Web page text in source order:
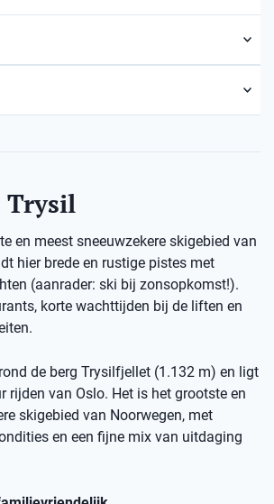
Trysil
en meest sneeuwzekere skigebied van
hier brede en rustige pistes met
(aanrader: ski bij zonsopkomst!).
korte wachttijden bij de liften en
de berg Trysilfjellet (1.132 m) en ligt
rijden van Oslo. Het is het grootste en
skigebied van Noorwegen, met
en een fijne mix van uitdaging